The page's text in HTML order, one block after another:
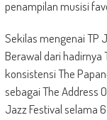
penampilan musisi
Sekilas mengenai TP
Berawal dari hadirnya
konsistensi The
sebagai The Address
Jazz Festival selama